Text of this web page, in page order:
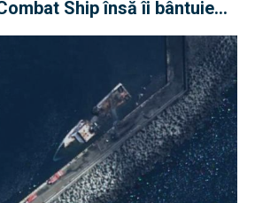
Ship însă îi bântuie